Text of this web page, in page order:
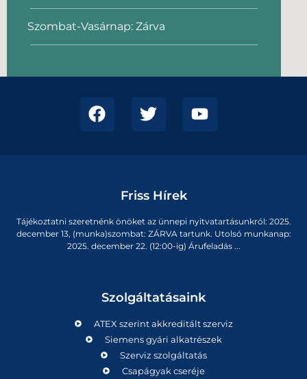
Szombat-Vasárnap: Zárva
Friss Hírek
Tájékoztatni szeretnénk önöket az ünnepi nyitvatartásunkról: 2025.
december 13, (munka)szombat: ZÁRVA tartunk. Utolsó munkanap:
2025. december 22. (12:00-ig) Árufeladás ...
Szolgáltatásaink
ATEX szerint akkreditált szerviz
Siemens gyári alkatrészek
Szerviz szolgáltatás
Csapágyak cseréje